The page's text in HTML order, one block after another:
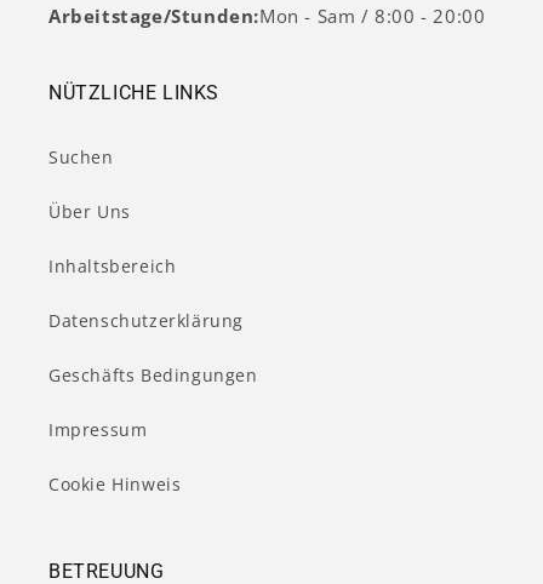
Arbeitstage/Stunden:Mon - Sam / 8:00 - 20:00
NÜTZLICHE LINKS
Suchen
Über Uns
Inhaltsbereich
Datenschutzerklärung
Geschäfts Bedingungen
Impressum
Cookie Hinweis
BETREUUNG